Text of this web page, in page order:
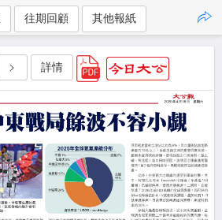
往期回顧 其他報紙
詳情